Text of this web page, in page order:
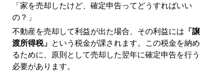
「家を売却したけど、確定申告ってどうすればいい
の？」
不動産を売却して利益が出た場合、その利益には 「譲
渡所得税」 という税金が課されます。この税金を納め
るために、原則として売却した翌年に確定申告を行う
必要があります。